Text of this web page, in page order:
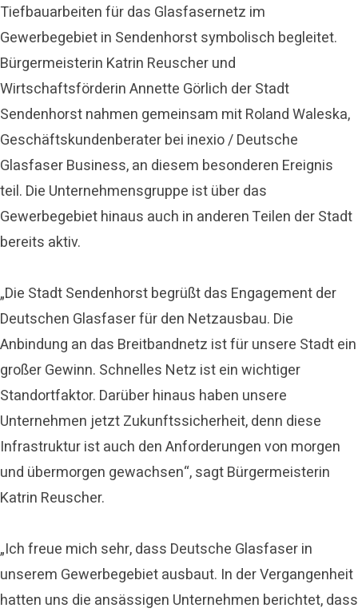
Tiefbauarbeiten für das Glasfasernetz im
Gewerbegebiet in Sendenhorst symbolisch begleitet.
Bürgermeisterin Katrin Reuscher und
Wirtschaftsförderin Annette Görlich der Stadt
Sendenhorst nahmen gemeinsam mit Roland Waleska,
Geschäftskundenberater bei inexio / Deutsche
Glasfaser Business, an diesem besonderen Ereignis
teil. Die Unternehmensgruppe ist über das
Gewerbegebiet hinaus auch in anderen Teilen der Stadt
bereits aktiv.
„Die Stadt Sendenhorst begrüßt das Engagement der
Deutschen Glasfaser für den Netzausbau. Die
Anbindung an das Breitbandnetz ist für unsere Stadt ein
großer Gewinn. Schnelles Netz ist ein wichtiger
Standortfaktor. Darüber hinaus haben unsere
Unternehmen jetzt Zukunftssicherheit, denn diese
Infrastruktur ist auch den Anforderungen von morgen
und übermorgen gewachsen“, sagt Bürgermeisterin
Katrin Reuscher.
„Ich freue mich sehr, dass Deutsche Glasfaser in
unserem Gewerbegebiet ausbaut. In der Vergangenheit
hatten uns die ansässigen Unternehmen berichtet, dass